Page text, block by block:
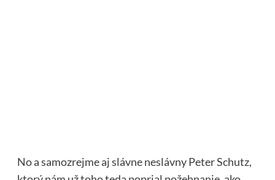
No a samozrejme aj slávne neslávny Peter Schutz,